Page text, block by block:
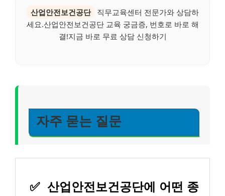
산업안전보건공단
직무교육센터 전문가와 상담하
세요.산업안전보건공단 교육 궁금증, 번호로 바로 해
결!지금 바로 무료 상담 신청하기
자주 묻는 질문
✅ 산업안전보건공단에 어떤 종